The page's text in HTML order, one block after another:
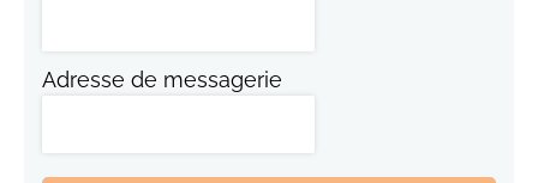
Adresse de messagerie